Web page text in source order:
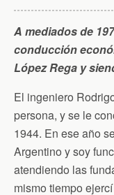
e
n
d
l
y
A mediados de
conducción
López Rega y
El ingeniero
persona, y se le
1944. En ese año
Argentino y soy
atendiendo las
mismo tiempo